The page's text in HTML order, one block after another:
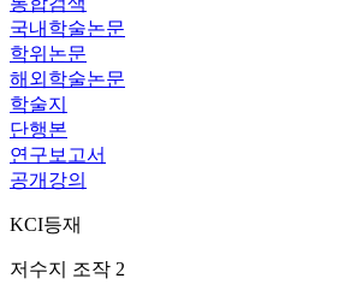
국내학술논문
학위논문
해외학술논문
학술지
단행본
연구보고서
공개강의
KCI등재
저수지 조작 2